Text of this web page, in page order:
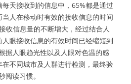
天接收到的信息中，65%都是通过
人在移动时有效的接收信息的时间
收信息量的不断增大，经过结合人
眼接收信息的有效时间已经缩短到
据人眼趋光性以及人眼对色温的感
不同城市及人群进行检测，最终验
阅读习惯。